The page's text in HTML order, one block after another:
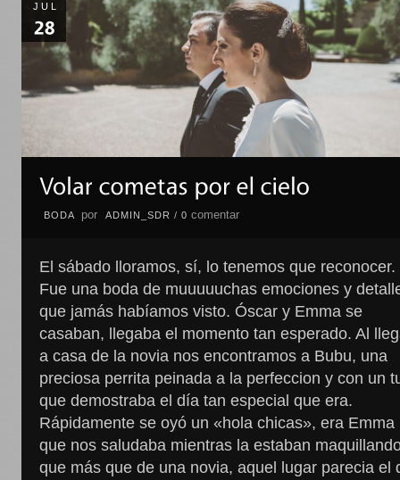
JUL
BODA por ADMIN_SDR /0comentar
El sábado lloramos, sí, lo tenemos que reconocer.
Fue una boda de muuuuuchas emociones y
que jamás habíamos visto. Óscar y Emma se
casaban, llegaba el momento tan esperado. Al
a casa de la novia nos encontramos a Bubu, una
preciosa perrita peinada a la perfeccion y con un
que demostraba el día tan especial que era.
Rápidamente se oyó un «hola chicas», era Emma
que nos saludaba mientras la estaban
que más que de una novia, aquel lugar parecia el